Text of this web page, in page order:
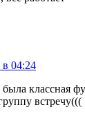
в 04:24
классная
встречу(((